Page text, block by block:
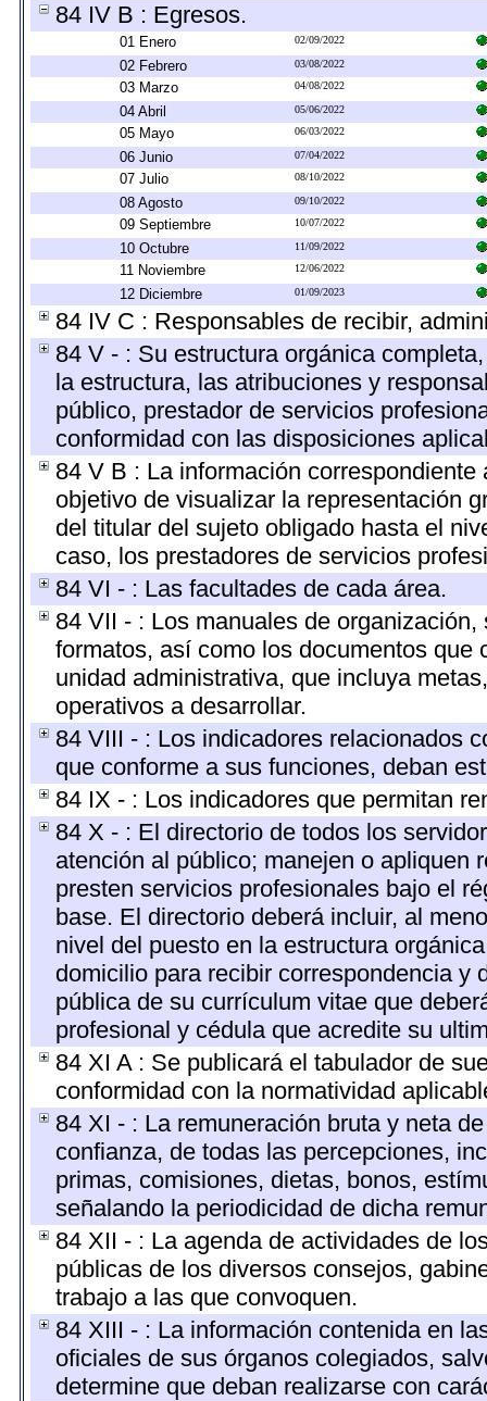
84 IV B : Egresos.
01 Enero 02/09/2022
02 Febrero 03/08/2022
03 Marzo 04/08/2022
04 Abril 05/06/2022
05 Mayo 06/03/2022
06 Junio 07/04/2022
07 Julio 08/10/2022
08 Agosto 09/10/2022
09 Septiembre 10/07/2022
10 Octubre 11/09/2022
11 Noviembre 12/06/2022
12 Diciembre 01/09/2023
84 IV C : Responsables de recibir,
84 V - : Su estructura orgánica
la estructura, las atribuciones y
público, prestador de servicios
conformidad con las disposiciones
84 V B : La información
objetivo de visualizar la representación
del titular del sujeto obligado hasta el
caso, los prestadores de servicios
84 VI - : Las facultades de cada área.
84 VII - : Los manuales de
formatos, así como los documentos
unidad administrativa, que incluya
operativos a desarrollar.
84 VIII - : Los indicadores relacionados
que conforme a sus funciones, deban
84 IX - : Los indicadores que permitan
84 X - : El directorio de todos los
atención al público; manejen o apliquen
presten servicios profesionales bajo el
base. El directorio deberá incluir, al
nivel del puesto en la estructura
domicilio para recibir correspondencia y
pública de su currículum vitae que
profesional y cédula que acredite su
84 XI A : Se publicará el tabulador de
conformidad con la normatividad
84 XI - : La remuneración bruta y neta
confianza, de todas las percepciones,
primas, comisiones, dietas, bonos,
señalando la periodicidad de dicha
84 XII - : La agenda de actividades de
públicas de los diversos consejos,
trabajo a las que convoquen.
84 XIII - : La información contenida en
oficiales de sus órganos colegiados,
determine que deban realizarse con